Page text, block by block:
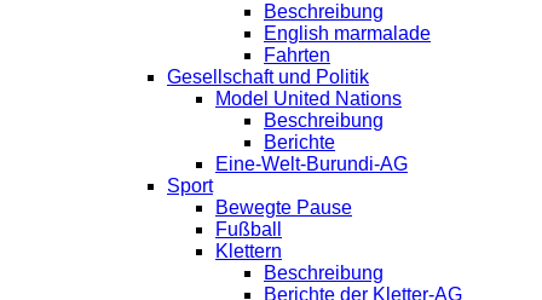
Beschreibung
English marmalade
Fahrten
Gesellschaft und Politik
Model United Nations
Beschreibung
Berichte
Eine-Welt-Burundi-AG
Sport
Bewegte Pause
Fußball
Klettern
Beschreibung
Berichte der Kletter-AG